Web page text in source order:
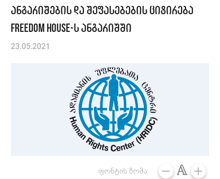
ანგარიშების და შეფასებების ციტირება
Freedom House-ს ანგარიშში
23.05.2021
ფონტის ზომა